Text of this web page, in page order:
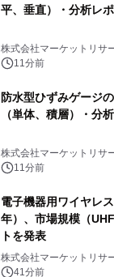
平、垂直）・分析レ
株式会社マーケットリサ
11分前
防水型ひずみゲージ
（単体、積層）・分
株式会社マーケットリサ
11分前
電子機器用ワイヤレ
年）、市場規模（
トを発表
株式会社マーケットリサ
41分前